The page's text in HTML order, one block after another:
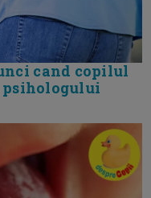
cand copilul
psihologului